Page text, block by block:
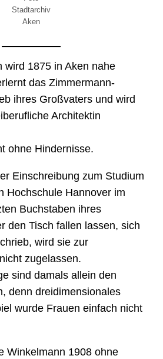
Stadtarchiv
Aken
wird 1875 in Aken nahe
das Zimmermann-
ihres Großvaters und wird
Architektin
ohne Hindernisse.
Einschreibung zum Studium
Hochschule Hannover im
Buchstaben ihres
den Tisch fallen lassen, sich
wird sie zur
zugelassen.
sind damals allein den
denn dreidimensionales
wurde Frauen einfach nicht
Winkelmann 1908 ohne